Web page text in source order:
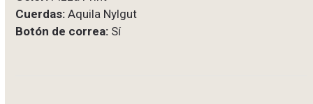
Cuerdas: Aquila Nylgut
Botón de correa: Sí